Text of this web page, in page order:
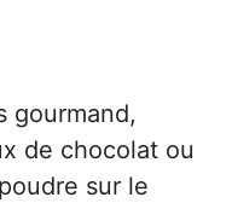
gourmand,
de chocolat ou
sur le